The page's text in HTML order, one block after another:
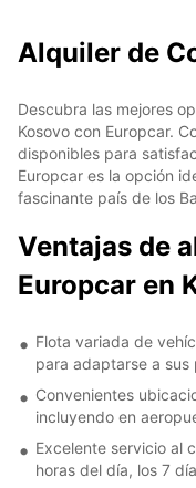
Alquiler de
Descubra las mejores
Kosovo con Europcar.
disponibles para
Europcar es la opción
fascinante país de los
Ventajas de
Europcar en
Flota variada de
para adaptarse a sus
Convenientes
incluyendo en
Excelente servicio al
horas del día, los 7